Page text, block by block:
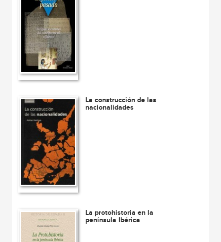
La construcción de las
nacionalidades
La protohistoria en la
península Ibérica